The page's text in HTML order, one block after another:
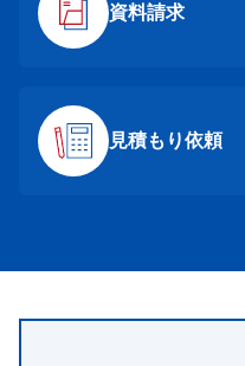
資料請求
見積もり依頼